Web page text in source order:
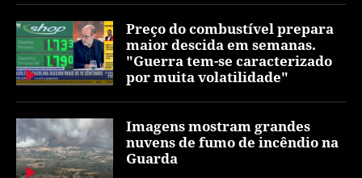
Preço do combustível prepara
maior descida em semanas.
"Guerra tem-se caracterizado
por muita volatilidade"
Imagens mostram grandes
nuvens de fumo de incêndio na
Guarda